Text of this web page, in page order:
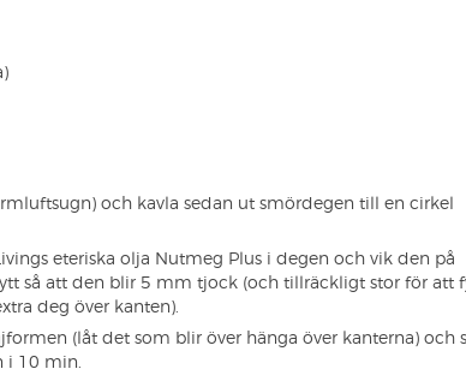
och kavla sedan ut smördegen till en cirkel
eteriska olja Nutmeg Plus i degen och vik den på
så att den blir 5 mm tjock (och tillräckligt stor för att
deg över kanten).
(låt det som blir över hänga över kanterna) och
i 10 min.